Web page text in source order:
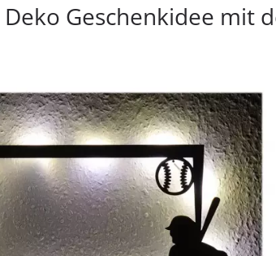
Deko Geschenkidee mit